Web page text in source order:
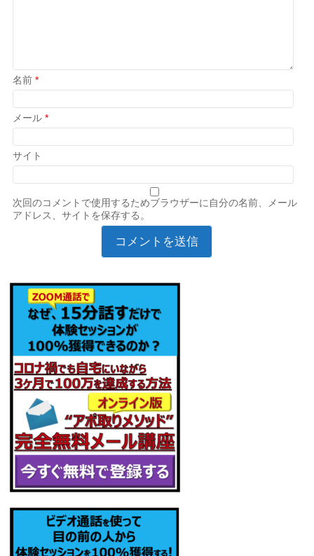
名前*
メール*
サイト
次回のコメントで使用するためブラウザーに自分の名前、メール
アドレス、サイトを保存する。